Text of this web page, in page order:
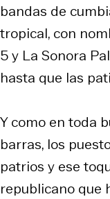
bandas de
tropical, con
5 y La Sonora
hasta que las
Y como en toda
barras, los
patrios y ese
republicano que